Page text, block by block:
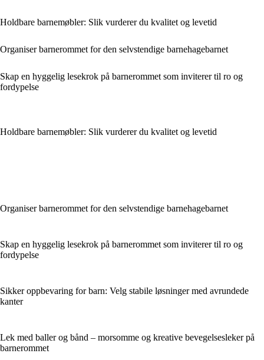
Holdbare barnemøbler: Slik vurderer du kvalitet og levetid
Organiser barnerommet for den selvstendige barnehagebarnet
Skap en hyggelig lesekrok på barnerommet som inviterer til ro og
fordypelse
Holdbare barnemøbler: Slik vurderer du kvalitet og levetid
Organiser barnerommet for den selvstendige barnehagebarnet
Skap en hyggelig lesekrok på barnerommet som inviterer til ro og
fordypelse
Sikker oppbevaring for barn: Velg stabile løsninger med avrundede
kanter
Lek med baller og bånd – morsomme og kreative bevegelsesleker på
barnerommet